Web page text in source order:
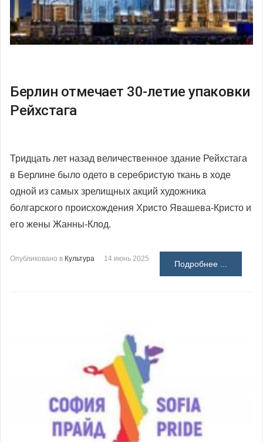
Берлин отмечает 30-летие упаковки
Рейхстага
Тридцать лет назад величественное здание Рейхстага
в Берлине было одето в серебристую ткань в ходе
одной из самых зрелищных акций художника
болгарского происхождения Христо Явашева-Кристо и
его жены Жанны-Клод.
Опубликовано в Культура 14 июнь 2025
Подробнее ...